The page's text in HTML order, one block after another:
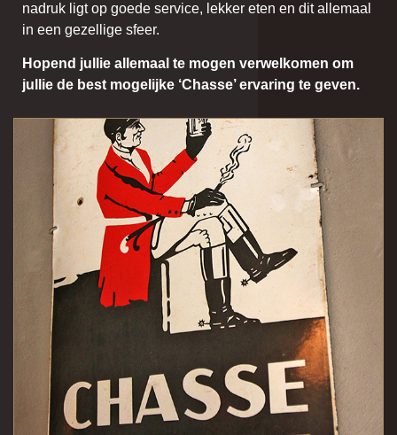
nadruk ligt op goede service, lekker eten en dit allemaal
in een gezellige sfeer.
Hopend jullie allemaal te mogen verwelkomen om
jullie de best mogelijke ‘Chasse’ ervaring te geven.